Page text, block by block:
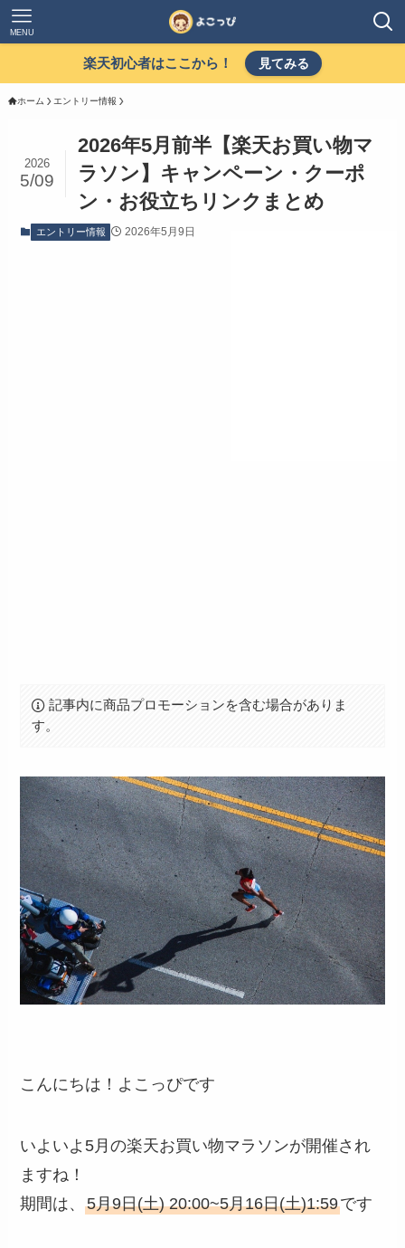
MENU
楽天初心者はここから！ 見てみる
ホーム エントリー情報
2026年5月前半【楽天お買い物マ
ラソン】キャンペーン・クーポ
ン・お役立ちリンクまとめ
2026
5/09
エントリー情報 2026年5月9日
記事内に商品プロモーションを含む場合がありま
す。
こんにちは！よこっぴです
いよいよ5月の楽天お買い物マラソンが開催され
ますね！
期間は、5月9日(土) 20:00~5月16日(土)1:59です